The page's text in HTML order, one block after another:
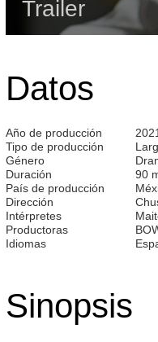
Trailer
Datos
Año de producción
Tipo de producción
Género
Duración
90
País de producción
Dirección
Intérpretes
Productoras
Idiomas
Sinopsis